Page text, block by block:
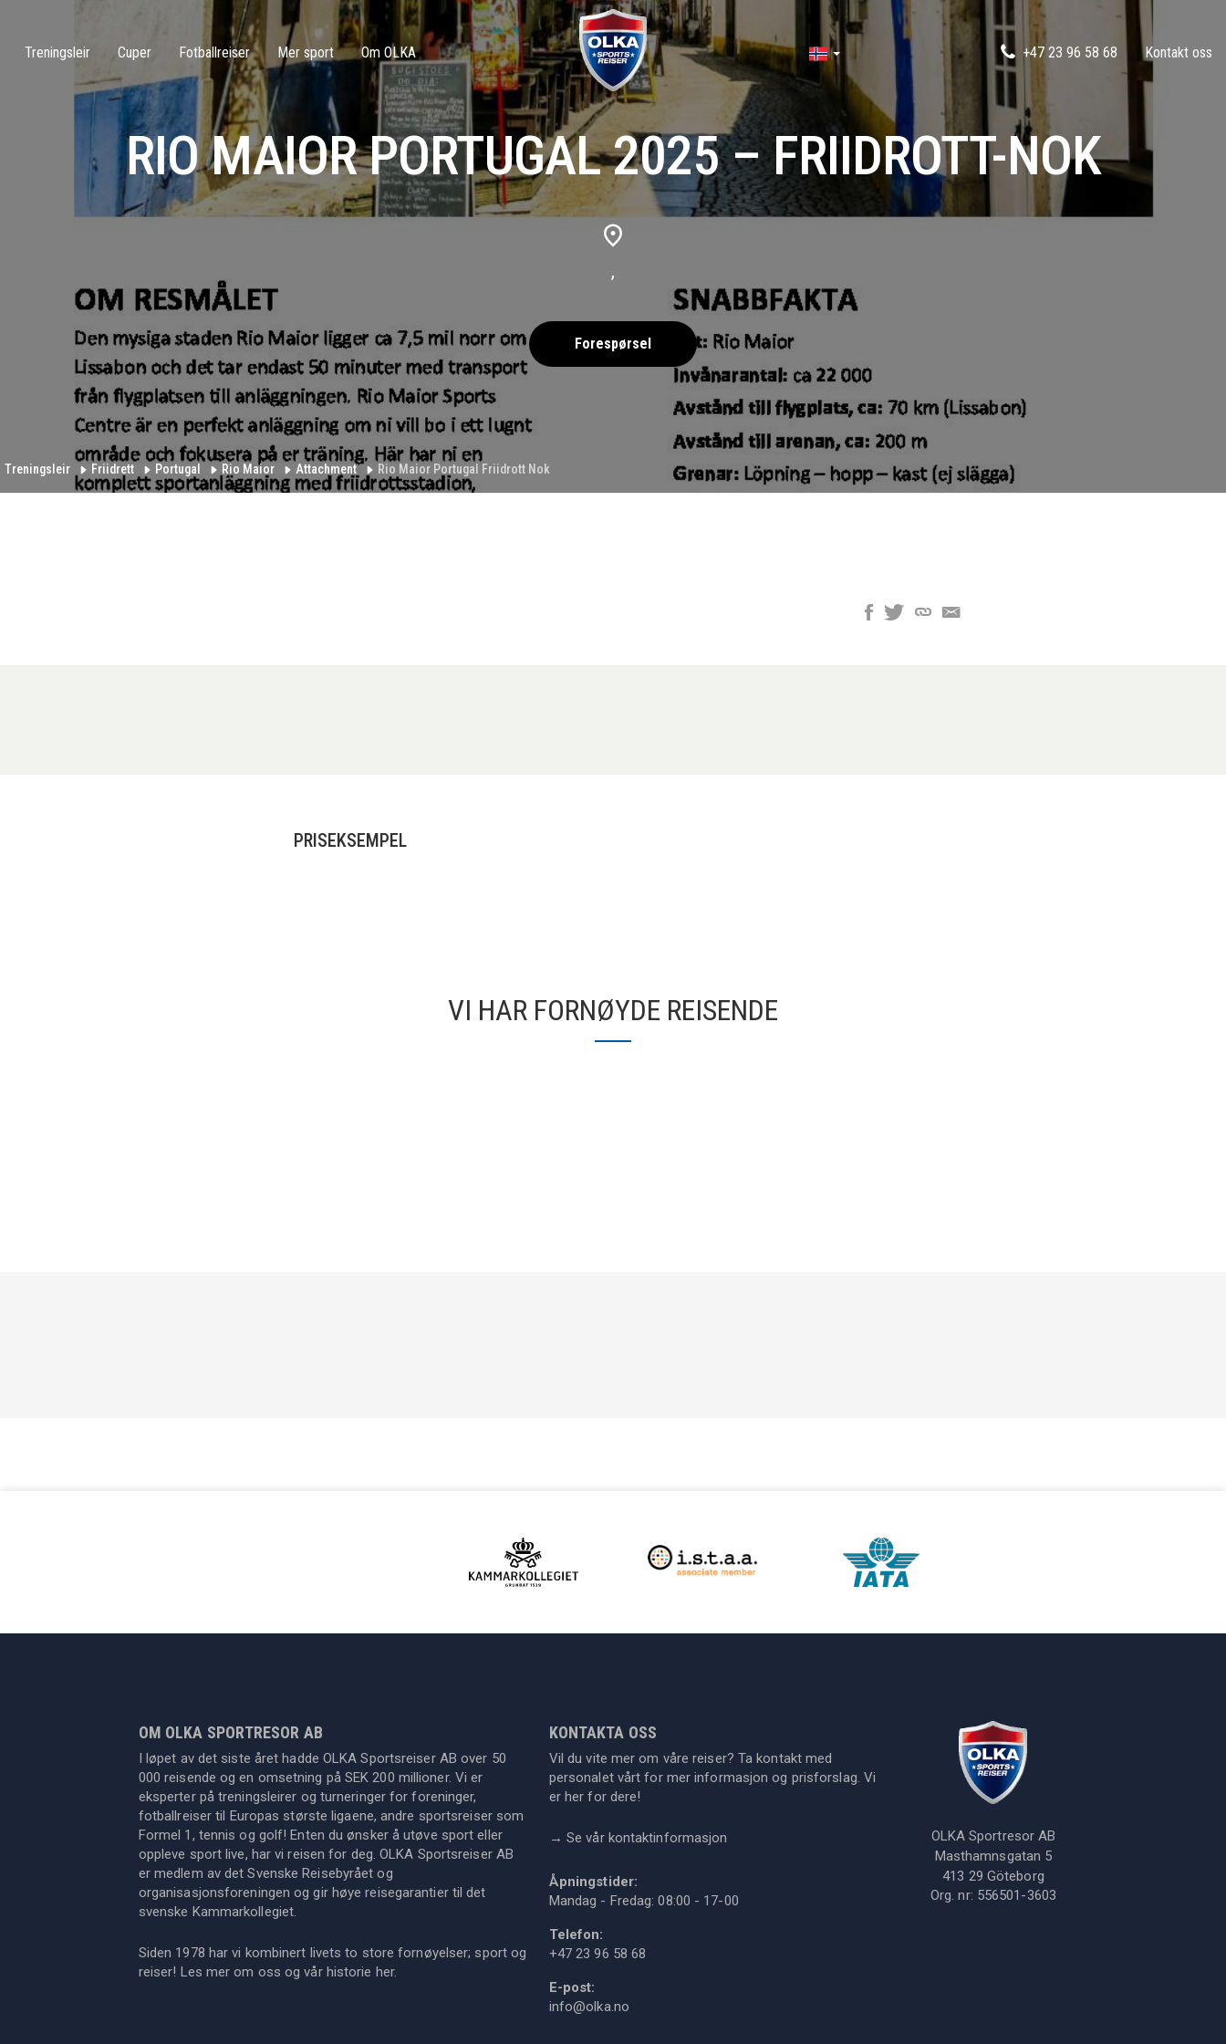
Treningsleir Cuper Fotballreiser Mer sport Om OLKA +47 23 96 58 68 Kontakt oss
RIO MAIOR PORTUGAL 2025 – FRIIDROTT-NOK
,
Forespørsel
Treningsleir Friidrett Portugal Rio Maior Attachment Rio Maior Portugal Friidrott Nok
PRISEKSEMPEL
VI HAR FORNØYDE REISENDE
OM OLKA SPORTRESOR AB
I løpet av det siste året hadde OLKA Sportsreiser AB over 50
000 reisende og en omsetning på SEK 200 millioner. Vi er
eksperter på treningsleirer og turneringer for foreninger,
fotballreiser til Europas største ligaene, andre sportsreiser som
Formel 1, tennis og golf! Enten du ønsker å utøve sport eller
oppleve sport live, har vi reisen for deg. OLKA Sportsreiser AB
er medlem av det Svenske Reisebyrået og
organisasjonsforeningen og gir høye reisegarantier til det
svenske Kammarkollegiet.
Siden 1978 har vi kombinert livets to store fornøyelser; sport og
reiser! Les mer om oss og vår historie her.
KONTAKTA OSS
Vil du vite mer om våre reiser? Ta kontakt med
personalet vårt for mer informasjon og prisforslag. Vi
er her for dere!
→ Se vår kontaktinformasjon
Åpningstider:
Mandag - Fredag: 08:00 - 17-00
Telefon:
+47 23 96 58 68
E-post:
info@olka.no
OLKA Sportresor AB
Masthamnsgatan 5
413 29 Göteborg
Org. nr: 556501-3603